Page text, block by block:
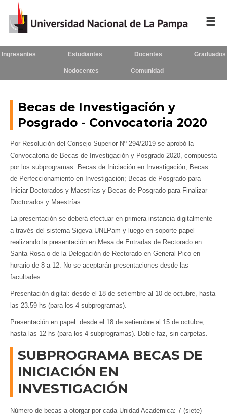
La UNLPam
Consejo Superior
Rectorado / Secretarías
Facultades
Contacto
Seguínosen:
Ingresantes Estudiantes Docentes Graduados
Nodocentes Comunidad
Becas de Investigación y
Posgrado - Convocatoria 2020
Por Resolución del Consejo Superior Nº 294/2019 se aprobó la
Convocatoria de Becas de Investigación y Posgrado 2020, compuesta
por los subprogramas: Becas de Iniciación en Investigación; Becas
de Perfeccionamiento en Investigación; Becas de Posgrado para
Iniciar Doctorados y Maestrías y Becas de Posgrado para Finalizar
Doctorados y Maestrías.
La presentación se deberá efectuar en primera instancia digitalmente
a través del sistema Sigeva UNLPam y luego en soporte papel
realizando la presentación en Mesa de Entradas de Rectorado en
Santa Rosa o de la Delegación de Rectorado en General Pico en
horario de 8 a 12. No se aceptarán presentaciones desde las
facultades.
Presentación digital: desde el 18 de setiembre al 10 de octubre, hasta
las 23.59 hs (para los 4 subprogramas).
Presentación en papel: desde el 18 de setiembre al 15 de octubre,
hasta las 12 hs (para los 4 subprogramas). Doble faz, sin carpetas.
SUBPROGRAMA BECAS DE
INICIACIÓN EN
INVESTIGACIÓN
Número de becas a otorgar por cada Unidad Académica: 7 (siete)